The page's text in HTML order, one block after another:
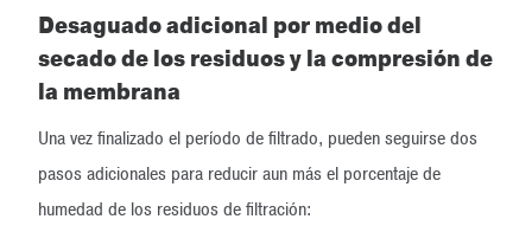
Desaguado adicional por medio del
secado de los residuos y la compresión de
la membrana
Una vez finalizado el período de filtrado, pueden seguirse dos
pasos adicionales para reducir aun más el porcentaje de
humedad de los residuos de filtración: